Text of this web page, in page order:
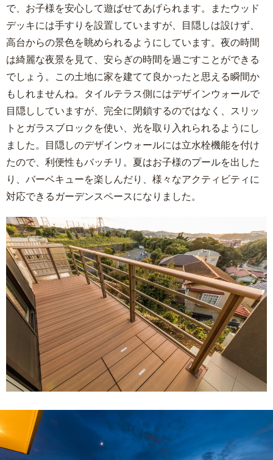
で、お子様を安心して遊ばせてあげられます。またウッド
デッキには手すりを設置していますが、目隠しは設けず、
高台からの景色を眺められるようにしています。夜の時間
は綺麗な夜景を見て、安らぎの時間を過ごすことができる
でしょう。この土地に家を建てて良かったと思える瞬間か
もしれませんね。タイルテラス側にはデザインウォールで
目隠ししていますが、完全に閉鎖するのではなく、スリッ
トとガラスブロックを使い、光を取り入れられるようにし
ました。目隠しのデザインウォールには立水栓機能を付け
たので、利便性もバッチリ。夏はお子様のプールを出した
り、バーベキューを楽しんだり、様々なアクティビティに
対応できるガーデンスペースになりました。